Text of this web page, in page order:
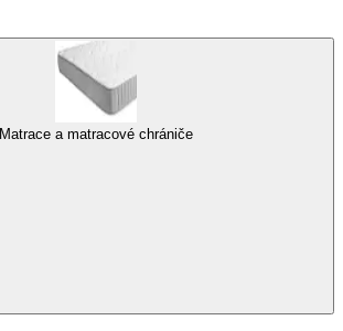
Matrace a matracové chrániče